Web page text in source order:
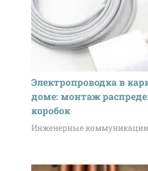
Электропроводка в
доме: монтаж
коробок
Инженерные коммуникации